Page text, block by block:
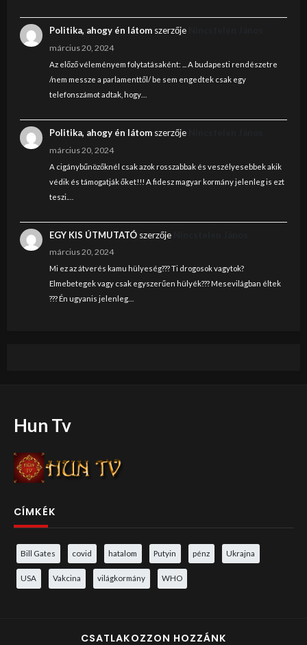
Politika, ahogy én látomszerzője
március 20, 2024
Az előző véleményem folytatásaként: ... A budapesti rendészetre
/nem messze a parlamenttől/ be sem engedtek csak egy
telefonszámot adtak, hogy…
Politika, ahogy én látomszerzője
március 20, 2024
A cigánybűnözőknél csak azok rosszabbak és veszélyesebbek akik
védik és támogatják őket!!! A fidesz magyar kormány jelenleg is ezt
teszi.…
EGY KIS ÚTMUTATÓszerzője
március 20, 2024
Mi ez az átverés kamu hülyeség??? Ti drogosok vagytok?
Elmebetegek vagy csak egyszerűen hülyék??? Mesevilágban éltek
??? Én ugyanis jelenleg…
Hun Tv
CÍMKÉK
Bill Gates covid hatalom Putyin pénz Ukrajna
USA Vakcina világkormány WHO
CSATLAKOZZON HOZZÁNK